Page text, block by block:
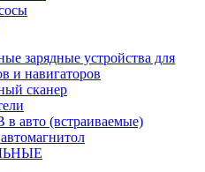
зарядные устройства для
и навигаторов
сканер
в авто (встраиваемые)